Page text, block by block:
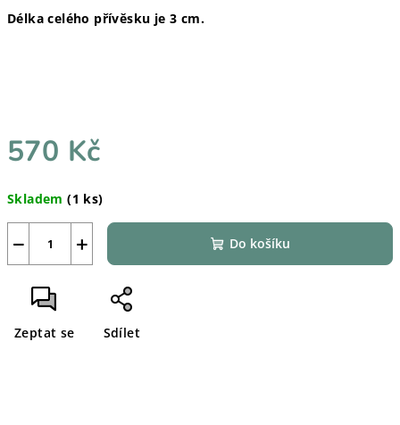
Délka celého přívěsku je 3 cm.
570 Kč
cena:
Skladem(1 ks)
+
− Do košíku
Zeptat se Sdílet